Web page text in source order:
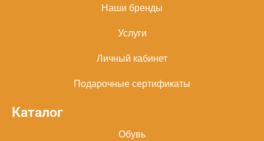
Наши бренды
Услуги
Личный кабинет
Подарочные сертификаты
Каталог
Обувь